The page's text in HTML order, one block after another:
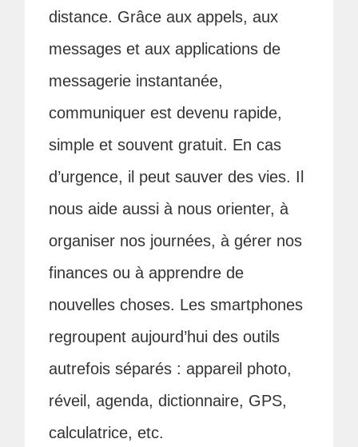
distance. Grâce aux appels, aux
messages et aux applications de
messagerie instantanée,
communiquer est devenu rapide,
simple et souvent gratuit. En cas
d’urgence, il peut sauver des vies. Il
nous aide aussi à nous orienter, à
organiser nos journées, à gérer nos
finances ou à apprendre de
nouvelles choses. Les smartphones
regroupent aujourd’hui des outils
autrefois séparés : appareil photo,
réveil, agenda, dictionnaire, GPS,
calculatrice, etc.